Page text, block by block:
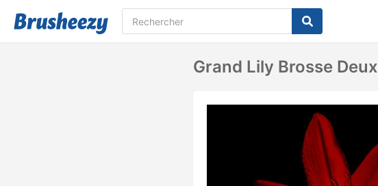
Grand Lily Brosse Deux